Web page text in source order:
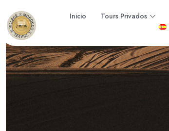
Inicio Tours Privados